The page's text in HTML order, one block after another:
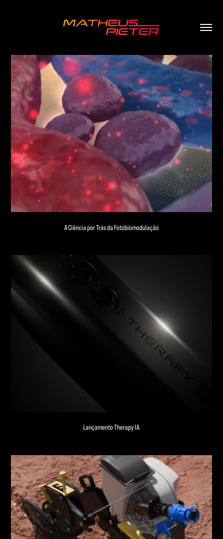
A Ciência por Trás da Fotobiomodulação
Lançamento Therapy IA